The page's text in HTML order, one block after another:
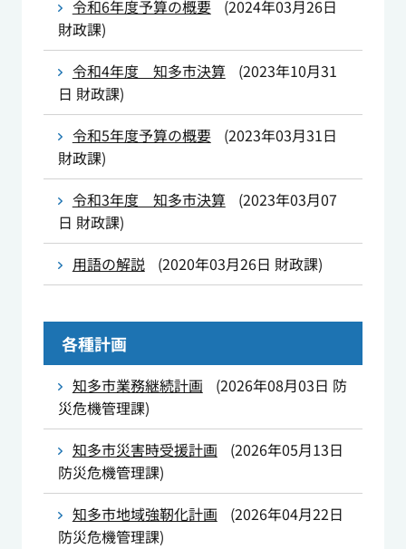
令和6年度予算の概要
(2024年03月26日
財政課)
令和4年度 知多市決算
(2023年10月31
日 財政課)
令和5年度予算の概要
(2023年03月31日
財政課)
令和3年度 知多市決算
(2023年03月07
日 財政課)
用語の解説
(2020年03月26日 財政課)
各種計画
知多市業務継続計画 (2026年08月03日 防
災危機管理課)
知多市災害時受援計画
(2026年05月13日
防災危機管理課)
知多市地域強靭化計画
(2026年04月22日
防災危機管理課)